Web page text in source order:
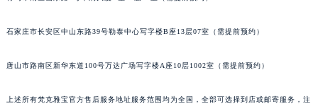
石家庄市长安区中山东路39号勒泰中心写字楼B座13层07室（需提前预约）
唐山市路南区新华东道100号万达广场写字楼A座10层1002室（需提前预约）
上述所有梵克雅宝官方售后服务地址服务范围均为全国，全部可选择到店或邮寄服务，注